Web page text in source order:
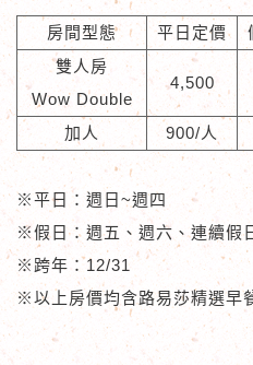
房間型態 平日定價
雙人房
Wow Double
4,500
加人 900/人
※平日： 週日~週四
※假日： 週五、週六、連續假
※跨年：12/31
※以上房價均含路易莎精選早